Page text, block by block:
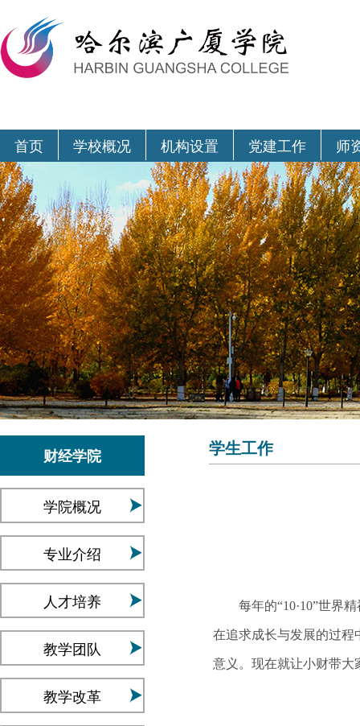
首页 学校概况 机构设置 党建工作 师
财经学院
学院概况
专业介绍
人才培养
教学团队
教学改革
学生工作
每年的“10·10”世界精
在追求成长与发展的过程
意义。现在就让小财带大